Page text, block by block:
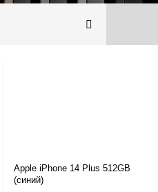
Apple iPhone 14 Plus 512GB
(синий)